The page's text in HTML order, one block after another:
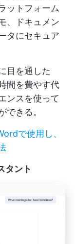
ットフォーム
、ドキュメン
タにセキュア
目を通した
間を費やす代
ンスを使って
できる。
で使用し、
タント